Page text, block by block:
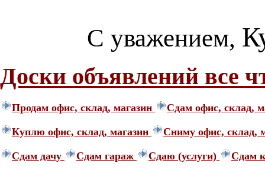
С уважением,
Доски объявлений все
Продам офис, склад, магазин Сдам офис, склад,
Куплю офис, склад, магазин Сниму офис, склад,
Сдам дачу Сдам гараж Сдаю (услуги) Сдам